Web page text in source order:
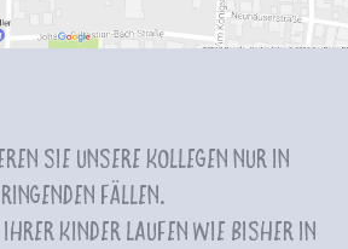
Sie unsere Kollegen nur in
Fällen.
Ihrer Kinder laufen wie bisher in